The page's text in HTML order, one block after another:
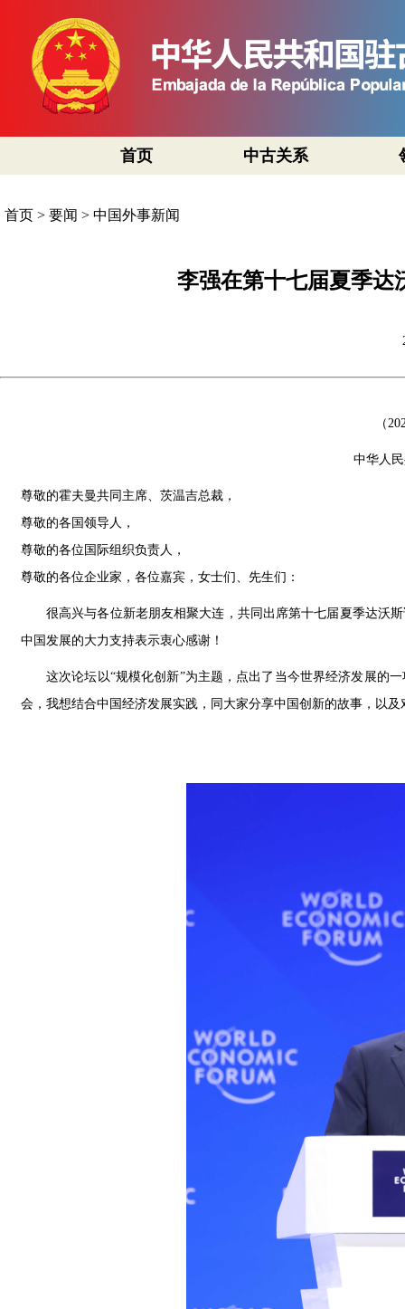
首页 中古关系
首页 > 要闻 > 中国外事新闻
李强在第十七届夏季达
（
中华人
尊敬的霍夫曼共同主席、茨温吉总裁，
尊敬的各国领导人，
尊敬的各位国际组织负责人，
尊敬的各位企业家，各位嘉宾，女士们、先生们：
很高兴与各位新老朋友相聚大连，共同出席第十七届夏季达沃
中国发展的大力支持表示衷心感谢！
这次论坛以“规模化创新”为主题，点出了当今世界经济发展的
会，我想结合中国经济发展实践，同大家分享中国创新的故事，以